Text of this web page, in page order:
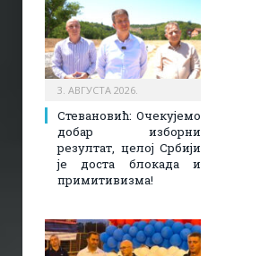
3. АВГУСТА 2026.
Стевановић: Очекујемо
добар изборни
резултат, целој Србији
је доста блокада и
примитивизма!